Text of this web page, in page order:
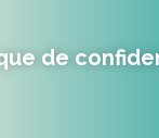
de